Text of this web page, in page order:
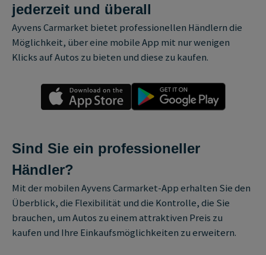
jederzeit und überall
Ayvens Carmarket bietet professionellen Händlern die
Möglichkeit, über eine mobile App mit nur wenigen
Klicks auf Autos zu bieten und diese zu kaufen.
Sind Sie ein professioneller
Händler?
Mit der mobilen Ayvens Carmarket-App erhalten Sie den
Überblick, die Flexibilität und die Kontrolle, die Sie
brauchen, um Autos zu einem attraktiven Preis zu
kaufen und Ihre Einkaufsmöglichkeiten zu erweitern.